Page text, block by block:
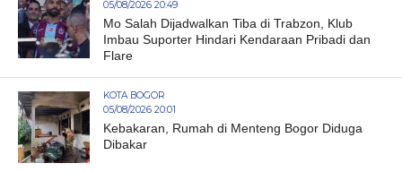
05/08/2026 20:49
Mo Salah Dijadwalkan Tiba di Trabzon, Klub
Imbau Suporter Hindari Kendaraan Pribadi dan
Flare
KOTA BOGOR
05/08/2026 20:01
Kebakaran, Rumah di Menteng Bogor Diduga
Dibakar